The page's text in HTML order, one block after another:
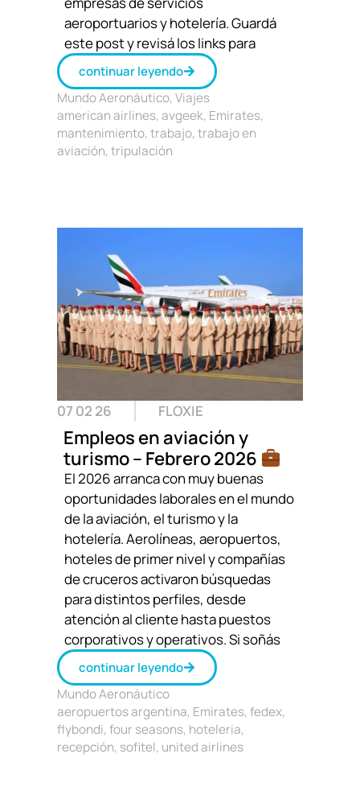
aeroportuarios y hotelería. Guardá
este post y revisá los links para
continuar leyendo
Mundo Aeronáutico, Viajes
american airlines, avgeek, Emirates,
mantenimiento, trabajo, trabajo en
aviación, tripulación
07 02 26 FLOXIE
Empleos en aviación y
turismo – Febrero 2026
El 2026 arranca con muy buenas
oportunidades laborales en el mundo
de la aviación, el turismo y la
hotelería. Aerolíneas, aeropuertos,
hoteles de primer nivel y compañías
de cruceros activaron búsquedas
para distintos perfiles, desde
atención al cliente hasta puestos
corporativos y operativos. Si soñás
continuar leyendo
Mundo Aeronáutico
aeropuertos argentina, Emirates, fedex,
flybondi, four seasons, hoteleria,
recepción, sofitel, united airlines